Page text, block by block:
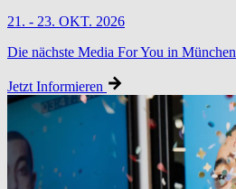
21. - 23. OKT. 2026
Die nächste Media For You in München
Jetzt Informieren